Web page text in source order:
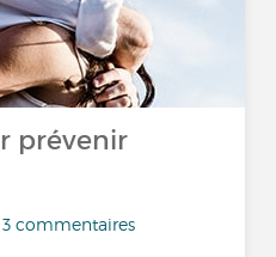
prévenir
3 commentaires